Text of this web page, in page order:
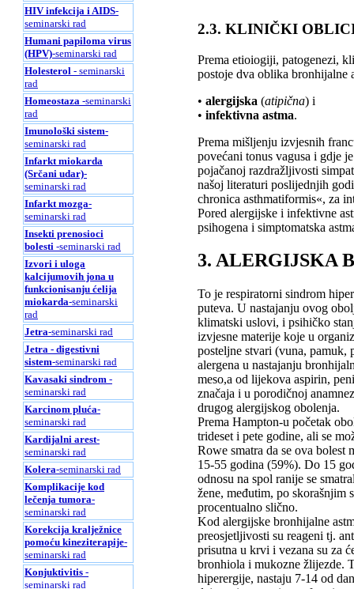
HIV infekcija i AIDS-
seminarski rad
Humani papiloma virus
(HPV)-seminarski rad
Holesterol - seminarski
rad
Homeostaza -seminarski
rad
Imunološki sistem-
seminarski rad
Infarkt miokarda
(Srčani udar)-
seminarski rad
Infarkt mozga-
seminarski rad
Insekti prenosioci
bolesti -seminarski rad
Izvori i uloga
kalcijumovih jona u
funkcionisanju ćelija
miokarda-seminarski
rad
Jetra-seminarski rad
Jetra - digestivni
sistem-seminarski rad
Kavasaki sindrom -
seminarski rad
Karcinom pluća-
seminarski rad
Kardijalni arest-
seminarski rad
Kolera-seminarski rad
Komplikacije kod
lečenja tumora-
seminarski rad
Korekcija kralježnice
pomoću kineziterapije-
seminarski rad
Konjuktivitis -
seminarski rad
2.3. KLINIČKI
Prema etioiogiji, patogenezi,
postoje dva oblika bronhijalne
• alergijska (atipična) i
• infektivna astma.
Prema mišljenju izvjesnih
povećani tonus vagusa i gdje
pojačanoj razdražljivosti
našoj literaturi poslijednjih
chronica asthmatiformis«, za
Pored alergijske i infektivne
psihogena i simptomatska
3. ALERGIJSKA
To je respiratorni sindrom
puteva. U nastajanju ovog
klimatski uslovi, i psihičko
izvjesne materije koje u
posteljne stvari (vuna, pamuk,
alergena u nastajanju
meso,a od lijekova aspirin,
značaja i u porodičnoj
drugog alergijskog obolenja.
Prema Hampton-u početak
trideset i pete godine, ali se
Rowe smatra da se ova
15-55 godina (59%). Do 15
odnosu na spol ranije se
žene, međutim, po skorašnjim
procentualno slično.
Kod alergijske bronhijalne
preosjetljivosti su reageni tj.
prisutna u krvi i vezana su za
bronhiola i mukozne žlijezde.
hiperergije, nastaju 7-14 od